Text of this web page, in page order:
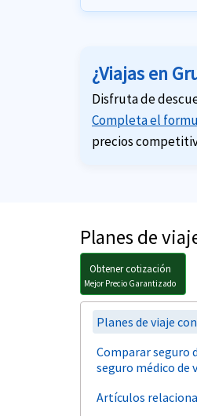
¿Viajas en
Disfruta de
Completa el
precios
Planes de
Obtener cotización
Mejor Precio Garantizado
Planes de viaje
Comparar seguro
seguro médico de
Artículos